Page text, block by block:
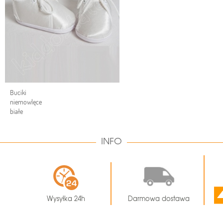
Buciki
niemowlęce
białe
INFO
Wysyłka 24h Darmowa dostawa